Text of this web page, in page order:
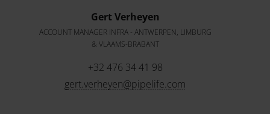
Gert Verheyen
ACCOUNT MANAGER INFRA - ANTWERPEN, LIMBURG
& VLAAMS-BRABANT
+32 476 34 41 98
gert.verheyen@pipelife.com